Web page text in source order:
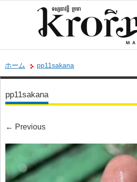
ホーム pp11sakana
pp11sakana
← Previous